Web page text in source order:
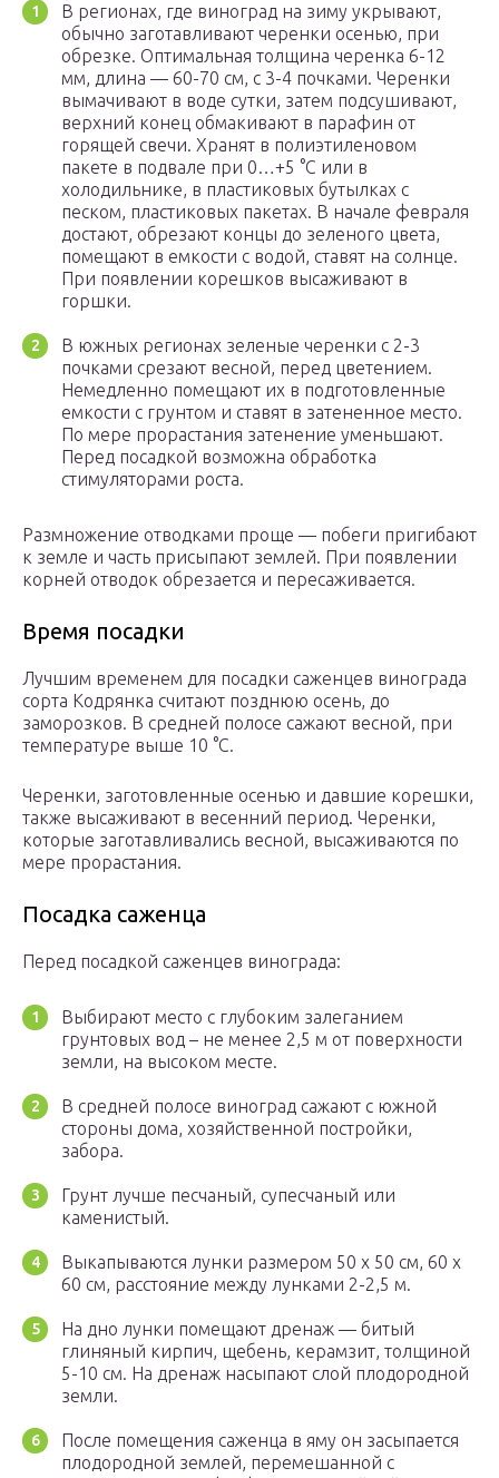
В регионах, где виноград на зиму укрывают,
обычно заготавливают черенки осенью, при
обрезке. Оптимальная толщина черенка 6-12
мм, длина — 60-70 см, с 3-4 почками. Черенки
вымачивают в воде сутки, затем подсушивают,
верхний конец обмакивают в парафин от
горящей свечи. Хранят в полиэтиленовом
пакете в подвале при 0…+5 °С или в
холодильнике, в пластиковых бутылках с
песком, пластиковых пакетах. В начале февраля
достают, обрезают концы до зеленого цвета,
помещают в емкости с водой, ставят на солнце.
При появлении корешков высаживают в
горшки.
В южных регионах зеленые черенки с 2-3
почками срезают весной, перед цветением.
Немедленно помещают их в подготовленные
емкости с грунтом и ставят в затененное место.
По мере прорастания затенение уменьшают.
Перед посадкой возможна обработка
стимуляторами роста.
Размножение отводками проще — побеги пригибают
к земле и часть присыпают землей. При появлении
корней отводок обрезается и пересаживается.
Время посадки
Лучшим временем для посадки саженцев винограда
сорта Кодрянка считают позднюю осень, до
заморозков. В средней полосе сажают весной, при
температуре выше 10 °С.
Черенки, заготовленные осенью и давшие корешки,
также высаживают в весенний период. Черенки,
которые заготавливались весной, высаживаются по
мере прорастания.
Посадка саженца
Перед посадкой саженцев винограда:
Выбирают место с глубоким залеганием
грунтовых вод – не менее 2,5 м от поверхности
земли, на высоком месте.
В средней полосе виноград сажают с южной
стороны дома, хозяйственной постройки,
забора.
Грунт лучше песчаный, супесчаный или
каменистый.
Выкапываются лунки размером 50 х 50 см, 60 х
60 см, расстояние между лунками 2-2,5 м.
На дно лунки помещают дренаж — битый
глиняный кирпич, щебень, керамзит, толщиной
5-10 см. На дренаж насыпают слой плодородной
земли.
После помещения саженца в яму он засыпается
плодородной землей, перемешанной с